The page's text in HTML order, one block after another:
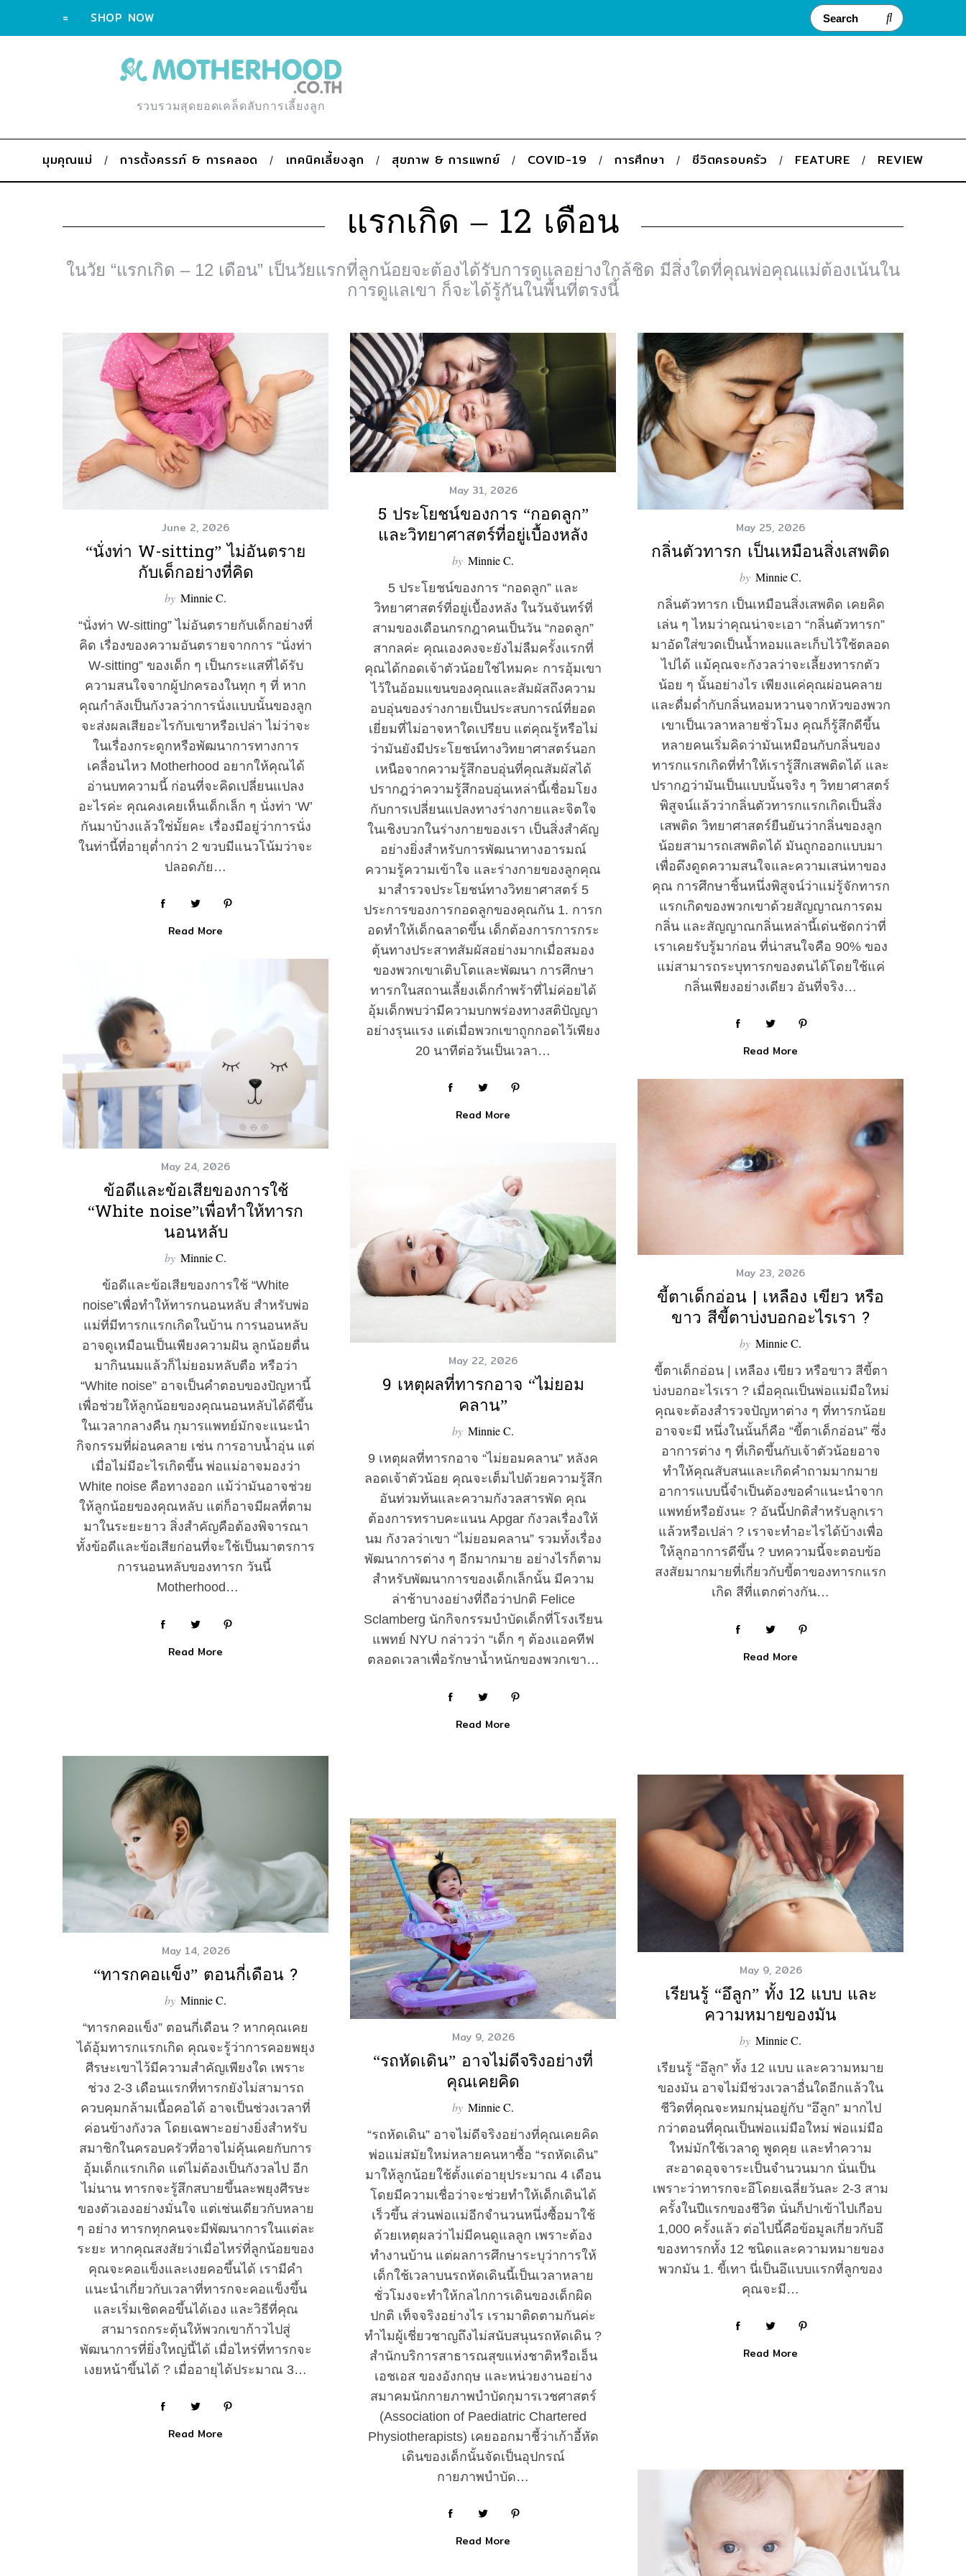
= SHOP NOW
รวบรวมสุดยอดเคล็ดลับการเลี้ยงลูก
มุมคุณแม่ การตั้งครรภ์ & การคลอด เทคนิคเลี้ยงลูก สุขภาพ & การแพทย์ COVID-19 การศึกษา ชีวิตครอบครัว FEATURE REVIEW
แรกเกิด – 12 เดือน
ในวัย “แรกเกิด – 12 เดือน” เป็นวัยแรกที่ลูกน้อยจะต้องได้รับการดูแลอย่างใกล้ชิด มีสิ่งใดที่คุณพ่อคุณแม่ต้องเน้นใน
การดูแลเขา ก็จะได้รู้กันในพื้นที่ตรงนี้
June 2, 2026
“นั่งท่า W-sitting” ไม่อันตราย
กับเด็กอย่างที่คิด
by Minnie C.
“นั่งท่า W-sitting” ไม่อันตรายกับเด็กอย่างที่
คิด เรื่องของความอันตรายจากการ “นั่งท่า
W-sitting” ของเด็ก ๆ เป็นกระแสที่ได้รับ
ความสนใจจากผู้ปกครองในทุก ๆ ที่ หาก
คุณกำลังเป็นกังวลว่าการนั่งแบบนั้นของลูก
จะส่งผลเสียอะไรกับเขาหรือเปล่า ไม่ว่าจะ
ในเรื่องกระดูกหรือพัฒนาการทางการ
เคลื่อนไหว Motherhood อยากให้คุณได้
อ่านบทความนี้ ก่อนที่จะคิดเปลี่ยนแปลง
อะไรค่ะ คุณคงเคยเห็นเด็กเล็ก ๆ นั่งท่า ‘W’
กันมาบ้างแล้วใช่มั้ยคะ เรื่องมีอยู่ว่าการนั่ง
ในท่านี้ที่อายุต่ำกว่า 2 ขวบมีแนวโน้มว่าจะ
ปลอดภัย…
Read More
May 31, 2026
5 ประโยชน์ของการ “กอดลูก”
และวิทยาศาสตร์ที่อยู่เบื้องหลัง
by Minnie C.
5 ประโยชน์ของการ “กอดลูก” และ
วิทยาศาสตร์ที่อยู่เบื้องหลัง ในวันจันทร์ที่
สามของเดือนกรกฎาคนเป็นวัน “กอดลูก”
สากลค่ะ คุณเองคงจะยังไม่ลืมครั้งแรกที่
คุณได้กอดเจ้าตัวน้อยใช่ไหมคะ การอุ้มเขา
ไว้ในอ้อมแขนของคุณและสัมผัสถึงความ
อบอุ่นของร่างกายเป็นประสบการณ์ที่ยอด
เยี่ยมที่ไม่อาจหาใดเปรียบ แต่คุณรู้หรือไม่
ว่ามันยังมีประโยชน์ทางวิทยาศาสตร์นอก
เหนือจากความรู้สึกอบอุ่นที่คุณสัมผัสได้
ปรากฎว่าความรู้สึกอบอุ่นเหล่านี้เชื่อมโยง
กับการเปลี่ยนแปลงทางร่างกายและจิตใจ
ในเชิงบวกในร่างกายของเรา เป็นสิ่งสำคัญ
อย่างยิ่งสำหรับการพัฒนาทางอารมณ์
ความรู้ความเข้าใจ และร่างกายของลูกคุณ
มาสำรวจประโยชน์ทางวิทยาศาสตร์ 5
ประการของการกอดลูกของคุณกัน 1. การก
อดทำให้เด็กฉลาดขึ้น เด็กต้องการการกระ
ตุ้นทางประสาทสัมผัสอย่างมากเมื่อสมอง
ของพวกเขาเติบโตและพัฒนา การศึกษา
ทารกในสถานเลี้ยงเด็กกำพร้าที่ไม่ค่อยได้
อุ้มเด็กพบว่ามีความบกพร่องทางสติปัญญา
อย่างรุนแรง แต่เมื่อพวกเขาถูกกอดไว้เพียง
20 นาทีต่อวันเป็นเวลา…
Read More
May 25, 2026
กลิ่นตัวทารก เป็นเหมือนสิ่งเสพติด
by Minnie C.
กลิ่นตัวทารก เป็นเหมือนสิ่งเสพติด เคยคิด
เล่น ๆ ไหมว่าคุณน่าจะเอา “กลิ่นตัวทารก”
มาอัดใส่ขวดเป็นน้ำหอมและเก็บไว้ใช้ตลอด
ไปได้ แม้คุณจะกังวลว่าจะเลี้ยงทารกตัว
น้อย ๆ นั้นอย่างไร เพียงแค่คุณผ่อนคลาย
และดื่มด่ำกับกลิ่นหอมหวานจากหัวของพวก
เขาเป็นเวลาหลายชั่วโมง คุณก็รู้สึกดีขึ้น
หลายคนเริ่มคิดว่ามันเหมือนกับกลิ่นของ
ทารกแรกเกิดที่ทำให้เรารู้สึกเสพติดได้ และ
ปรากฎว่ามันเป็นแบบนั้นจริง ๆ วิทยาศาสตร์
พิสูจน์แล้วว่ากลิ่นตัวทารกแรกเกิดเป็นสิ่ง
เสพติด วิทยาศาสตร์ยืนยันว่ากลิ่นของลูก
น้อยสามารถเสพติดได้ มันถูกออกแบบมา
เพื่อดึงดูดความสนใจและความเสน่หาของ
คุณ การศึกษาชิ้นหนึ่งพิสูจน์ว่าแม่รู้จักทารก
แรกเกิดของพวกเขาด้วยสัญญาณการดม
กลิ่น และสัญญาณกลิ่นเหล่านี้เด่นชัดกว่าที่
เราเคยรับรู้มาก่อน ที่น่าสนใจคือ 90% ของ
แม่สามารถระบุทารกของตนได้โดยใช้แค่
กลิ่นเพียงอย่างเดียว อันที่จริง…
Read More
May 24, 2026
ข้อดีและข้อเสียของการใช้
“White noise”เพื่อทำให้ทารก
นอนหลับ
by Minnie C.
ข้อดีและข้อเสียของการใช้ “White
noise”เพื่อทำให้ทารกนอนหลับ สำหรับพ่อ
แม่ที่มีทารกแรกเกิดในบ้าน การนอนหลับ
อาจดูเหมือนเป็นเพียงความฝัน ลูกน้อยตื่น
มากินนมแล้วก็ไม่ยอมหลับตือ หรือว่า
“White noise” อาจเป็นคำตอบของปัญหานี้
เพื่อช่วยให้ลูกน้อยของคุณนอนหลับได้ดีขึ้น
ในเวลากลางคืน กุมารแพทย์มักจะแนะนำ
กิจกรรมที่ผ่อนคลาย เช่น การอาบน้ำอุ่น แต่
เมื่อไม่มีอะไรเกิดขึ้น พ่อแม่อาจมองว่า
White noise คือทางออก แม้ว่ามันอาจช่วย
ให้ลูกน้อยของคุณหลับ แต่ก็อาจมีผลที่ตาม
มาในระยะยาว สิ่งสำคัญคือต้องพิจารณา
ทั้งข้อดีและข้อเสียก่อนที่จะใช้เป็นมาตรการ
การนอนหลับของทารก วันนี้
Motherhood…
Read More
May 23, 2026
ขี้ตาเด็กอ่อน | เหลือง เขียว หรือ
ขาว สีขี้ตาบ่งบอกอะไรเรา ?
by Minnie C.
ขี้ตาเด็กอ่อน | เหลือง เขียว หรือขาว สีขี้ตา
บ่งบอกอะไรเรา ? เมื่อคุณเป็นพ่อแม่มือใหม่
คุณจะต้องสำรวจปัญหาต่าง ๆ ที่ทารกน้อย
อาจจะมี หนึ่งในนั้นก็คือ “ขี้ตาเด็กอ่อน” ซึ่ง
อาการต่าง ๆ ที่เกิดขึ้นกับเจ้าตัวน้อยอาจ
ทำให้คุณสับสนและเกิดคำถามมากมาย
อาการแบบนี้จำเป็นต้องขอคำแนะนำจาก
แพทย์หรือยังนะ ? อันนี้ปกติสำหรับลูกเรา
แล้วหรือเปล่า ? เราจะทำอะไรได้บ้างเพื่อ
ให้ลูกอาการดีขึ้น ? บทความนี้จะตอบข้อ
สงสัยมากมายที่เกี่ยวกับขี้ตาของทารกแรก
เกิด สีที่แตกต่างกัน…
Read More
May 22, 2026
9 เหตุผลที่ทารกอาจ “ไม่ยอม
คลาน”
by Minnie C.
9 เหตุผลที่ทารกอาจ “ไม่ยอมคลาน” หลังค
ลอดเจ้าตัวน้อย คุณจะเต็มไปด้วยความรู้สึก
อันท่วมท้นและความกังวลสารพัด คุณ
ต้องการทราบคะแนน Apgar กังวลเรื่องให้
นม กังวลว่าเขา “ไม่ยอมคลาน” รวมทั้งเรื่อง
พัฒนาการต่าง ๆ อีกมากมาย อย่างไรก็ตาม
สำหรับพัฒนาการของเด็กเล็กนั้น มีความ
ล่าช้าบางอย่างที่ถือว่าปกติ Felice
Sclamberg นักกิจกรรมบำบัดเด็กที่โรงเรียน
แพทย์ NYU กล่าวว่า “เด็ก ๆ ต้องแอคทีฟ
ตลอดเวลาเพื่อรักษาน้ำหนักของพวกเขา…
Read More
May 14, 2026
“ทารกคอแข็ง” ตอนกี่เดือน ?
by Minnie C.
“ทารกคอแข็ง” ตอนกี่เดือน ? หากคุณเคย
ได้อุ้มทารกแรกเกิด คุณจะรู้ว่าการคอยพยุง
ศีรษะเขาไว้มีความสำคัญเพียงใด เพราะ
ช่วง 2-3 เดือนแรกที่ทารกยังไม่สามารถ
ควบคุมกล้ามเนื้อคอได้ อาจเป็นช่วงเวลาที่
ค่อนข้างกังวล โดยเฉพาะอย่างยิ่งสำหรับ
สมาชิกในครอบครัวที่อาจไม่คุ้นเคยกับการ
อุ้มเด็กแรกเกิด แต่ไม่ต้องเป็นกังวลไป อีก
ไม่นาน ทารกจะรู้สึกสบายขึ้นละพยุงศีรษะ
ของตัวเองอย่างมั่นใจ แต่เช่นเดียวกับหลาย
ๆ อย่าง ทารกทุกคนจะมีพัฒนาการในแต่ละ
ระยะ หากคุณสงสัยว่าเมื่อไหร่ที่ลูกน้อยของ
คุณจะคอแข็งและเงยคอขึ้นได้ เรามีคำ
แนะนำเกี่ยวกับเวลาที่ทารกจะคอแข็งขึ้น
และเริ่มเชิดคอขึ้นได้เอง และวิธีที่คุณ
สามารถกระตุ้นให้พวกเขาก้าวไปสู่
พัฒนาการที่ยิ่งใหญ่นี้ได้ เมื่อไหร่ที่ทารกจะ
เงยหน้าขึ้นได้ ? เมื่ออายุได้ประมาณ 3…
Read More
May 9, 2026
เรียนรู้ “อึลูก” ทั้ง 12 แบบ และ
ความหมายของมัน
by Minnie C.
เรียนรู้ “อึลูก” ทั้ง 12 แบบ และความหมาย
ของมัน อาจไม่มีช่วงเวลาอื่นใดอีกแล้วใน
ชีวิตที่คุณจะหมกมุ่นอยู่กับ “อึลูก” มากไป
กว่าตอนที่คุณเป็นพ่อแม่มือใหม่ พ่อแม่มือ
ใหม่มักใช้เวลาดู พูดคุย และทำความ
สะอาดอุจจาระเป็นจำนวนมาก นั่นเป็น
เพราะว่าทารกจะอึโดยเฉลี่ยวันละ 2-3 สาม
ครั้งในปีแรกของชีวิต นั่นก็ปาเข้าไปเกือบ
1,000 ครั้งแล้ว ต่อไปนี้คือข้อมูลเกี่ยวกับอึ
ของทารกทั้ง 12 ชนิดและความหมายของ
พวกมัน 1. ขี้เทา นี่เป็นอึแบบแรกที่ลูกของ
คุณจะมี…
Read More
May 9, 2026
“รถหัดเดิน” อาจไม่ดีจริงอย่างที่
คุณเคยคิด
by Minnie C.
“รถหัดเดิน” อาจไม่ดีจริงอย่างที่คุณเคยคิด
พ่อแม่สมัยใหม่หลายคนหาซื้อ “รถหัดเดิน”
มาให้ลูกน้อยใช้ตั้งแต่อายุประมาณ 4 เดือน
โดยมีความเชื่อว่าจะช่วยทำให้เด็กเดินได้
เร็วขึ้น ส่วนพ่อแม่อีกจำนวนหนึ่งซื้อมาใช้
ด้วยเหตุผลว่าไม่มีคนดูแลลูก เพราะต้อง
ทำงานบ้าน แต่ผลการศึกษาระบุว่าการให้
เด็กใช้เวลาบนรถหัดเดินนี้เป็นเวลาหลาย
ชั่วโมงจะทำให้กลไกการเดินของเด็กผิด
ปกติ เท็จจริงอย่างไร เรามาติดตามกันค่ะ
ทำไมผู้เชี่ยวชาญถึงไม่สนับสนุนรถหัดเดิน ?
สำนักบริการสาธารณสุขแห่งชาติหรือเอ็น
เอชเอส ของอังกฤษ และหน่วยงานอย่าง
สมาคมนักกายภาพบำบัดกุมารเวชศาสตร์
(Association of Paediatric Chartered
Physiotherapists) เคยออกมาชี้ว่าเก้าอี้หัด
เดินของเด็กนั้นจัดเป็นอุปกรณ์
กายภาพบำบัด…
Read More
S
a
r
c
h
o
: